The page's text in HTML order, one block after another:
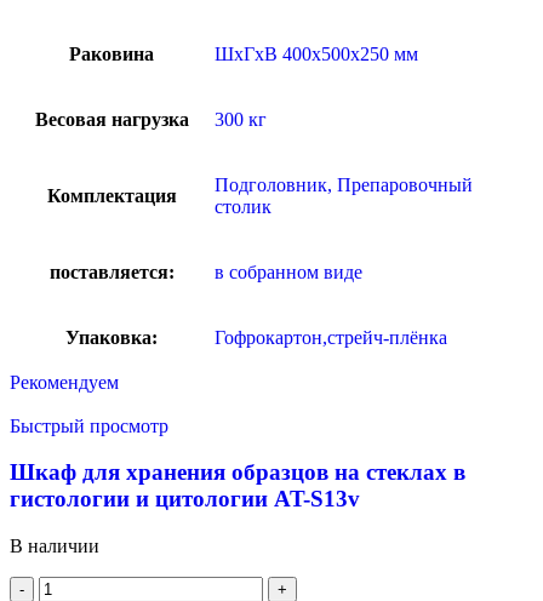
Раковина ШхГхВ 400х500х250 мм
Весовая нагрузка 300 кг
Комплектация
Подголовник, Препаровочный
столик
поставляется: в собранном виде
Упаковка: Гофрокартон,стрейч-плёнка
Рекомендуем
Быстрый просмотр
Шкаф для хранения образцов на стеклах в
гистологии и цитологии AT-S13v
В наличии